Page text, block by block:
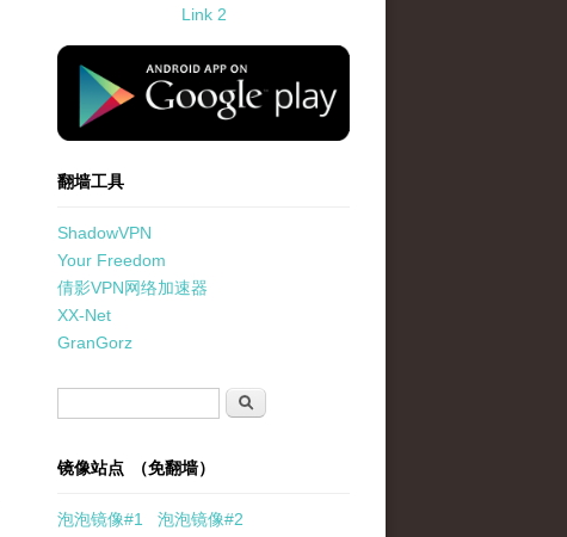
Link 2
standard-icon-googleplay-app-store.png
翻墙工具
ShadowVPN
Your Freedom
倩影VPN网络加速器
XX-Net
GranGorz
搜索
镜像站点 （免翻墙）
泡泡镜像#1 泡泡镜像#2